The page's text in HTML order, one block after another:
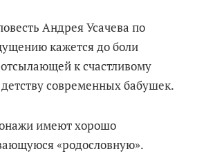
Андрея Усачева по
кажется до боли
к счастливому
современных бабушек.
имеют хорошо
«родословную».